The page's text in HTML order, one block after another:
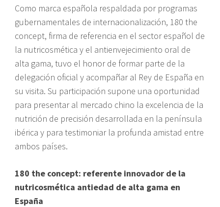
Como marca española respaldada por programas
gubernamentales de internacionalización, 180 the
concept, firma de referencia en el sector español de
la nutricosmética y el antienvejecimiento oral de
alta gama, tuvo el honor de formar parte de la
delegación oficial y acompañar al Rey de España en
su visita. Su participación supone una oportunidad
para presentar al mercado chino la excelencia de la
nutrición de precisión desarrollada en la península
ibérica y para testimoniar la profunda amistad entre
ambos países.
180 the concept: referente innovador de la
nutricosmética antiedad de alta gama en
España